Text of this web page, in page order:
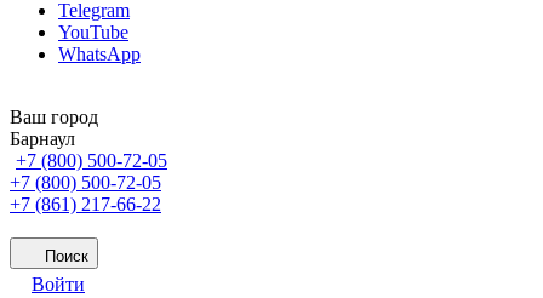
Telegram
YouTube
WhatsApp
Ваш город
Барнаул
+7 (800) 500-72-05
+7 (800) 500-72-05
+7 (861) 217-66-22
Поиск
Войти